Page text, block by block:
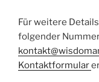
Für weitere
folgender
Kontaktformular